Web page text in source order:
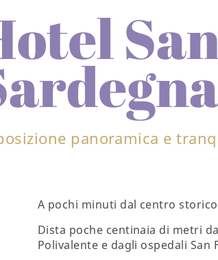
panoramica e
A pochi minuti dal centro
Dista poche centinaia di metri
Polivalente e dagli ospedali San